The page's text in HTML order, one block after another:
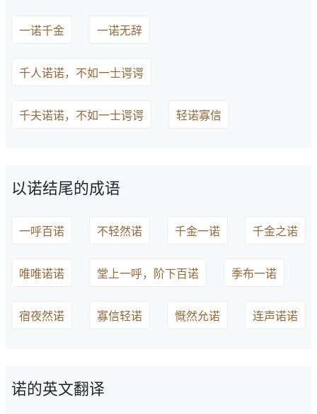
一诺千金 一诺无辞
千人诺诺，不如一士谔谔
千夫诺诺，不如一士谔谔 轻诺寡信
以诺结尾的成语
一呼百诺 不轻然诺 千金一诺 千金之诺
唯唯诺诺 堂上一呼，阶下百诺 季布一诺
宿夜然诺 寡信轻诺 慨然允诺 连声诺诺
诺的英文翻译